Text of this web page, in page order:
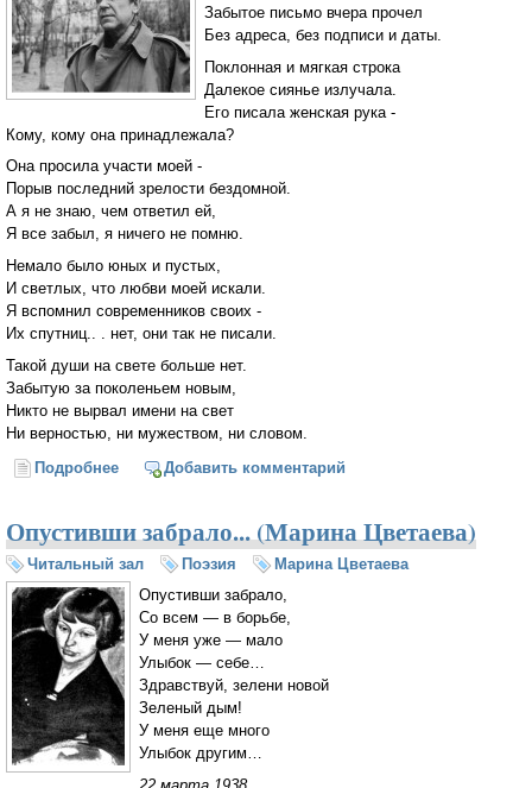
Забытое письмо вчера прочел
Без адреса, без подписи и даты.
Поклонная и мягкая строка
Далекое сиянье излучала.
Его писала женская рука -
Кому, кому она принадлежала?
Она просила участи моей -
Порыв последний зрелости бездомной.
А я не знаю, чем ответил ей,
Я все забыл, я ничего не помню.
Немало было юных и пустых,
И светлых, что любви моей искали.
Я вспомнил современников своих -
Их спутниц.. . нет, они так не писали.
Такой души на свете больше нет.
Забытую за поколеньем новым,
Никто не вырвал имени на свет
Ни верностью, ни мужеством, ни словом.
Подробнее о Я в поколенье друга не нашел... (Юрий Кузнецов)
Добавить комментарий
Опустивши забрало... (Марина Цветаева)
Читальный зал Поэзия
Марина Цветаева
Опустивши забрало,
Со всем — в борьбе,
У меня уже — мало
Улыбок — себе…
Здравствуй, зелени новой
Зеленый дым!
У меня еще много
Улыбок другим…